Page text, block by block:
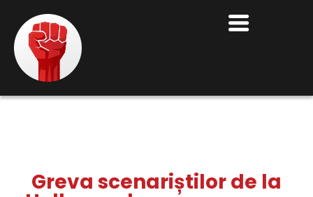
Greva scenariștilor de la